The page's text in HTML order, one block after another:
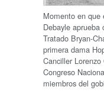
Momento en que
Debayle aprueba
Tratado Bryan-
primera dama
Canciller
Congreso
miembros del